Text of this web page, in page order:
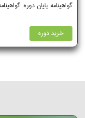
گواهینامه پایان دوره
خرید دوره